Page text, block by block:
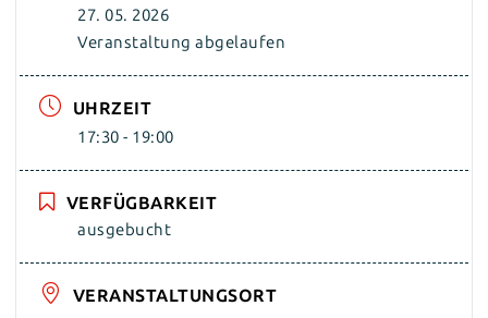
27. 05. 2026
Veranstaltung abgelaufen
UHRZEIT
17:30 - 19:00
VERFÜGBARKEIT
ausgebucht
VERANSTALTUNGSORT